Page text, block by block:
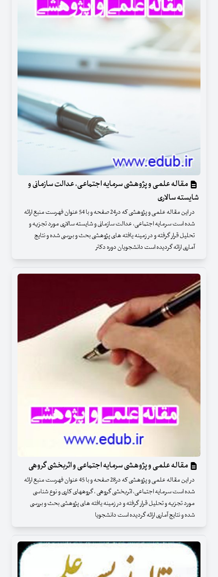
مقاله علمی و پژوهشی سرمایه اجتماعی، عدالت سازمانی و
شایسته سالاری
در این مقاله علمی و پژوهشی که در24 صفحه و با 54 عنوان فهرست منبع ارائه
شده است سرمایه اجتماعی، عدالت سازمانی و شایسته سالاری مورد تجزیه و
تحلیل قرار گرفته و در زمینه یافته های پژوهشی بحث و بررسی شده و نتایج
آماری ارائه گردیده است دانشجویان دوره دکتر
مقاله علمی و پژوهشی سرمایه اجتماعی و اثربخشی گروهی
در این مقاله علمی و پژوهشی که در28 صفحه و با 45 عنوان فهرست منبع ارائه
شده است سرمایه اجتماعی، اثربخشی گروهی ، گروههای کاری و نوع شناسی
مورد تجزیه و تحلیل قرار گرفته و در زمینه یافته های پژوهشی بحث و بررسی
شده و نتایج آماری ارائه گردیده است دانشجویا